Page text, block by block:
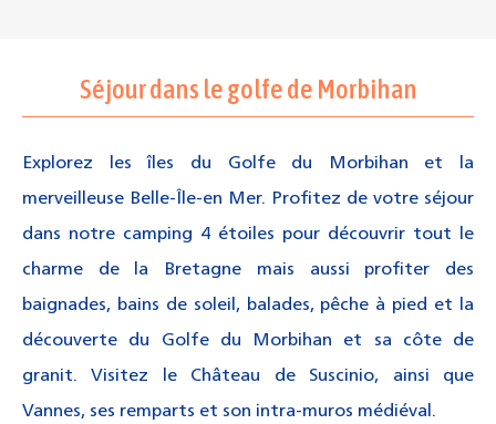
Séjour dans le golfe de Morbihan
Explorez les îles du Golfe du Morbihan et la
merveilleuse Belle-Île-en Mer. Profitez de votre séjour
dans notre camping 4 étoiles pour découvrir tout le
charme de la Bretagne mais aussi profiter des
baignades, bains de soleil, balades, pêche à pied et la
découverte du Golfe du Morbihan et sa côte de
granit. Visitez le Château de Suscinio, ainsi que
Vannes, ses remparts et son intra-muros médiéval.